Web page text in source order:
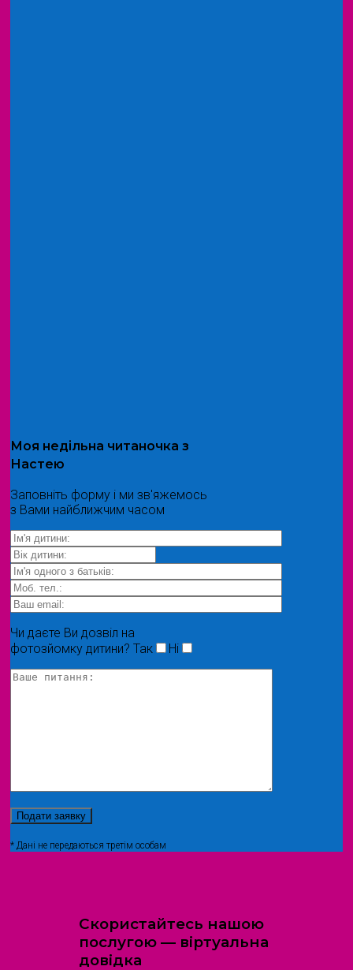
Моя недільна читаночка з
Настею
Заповніть форму і ми зв'яжемось
з Вами найближчим часом
Чи даєте Ви дозвіл на
фотозйомку дитини? Так Ні
* Дані не передаються третім особам
Скористайтесь нашою
послугою — віртуальна
довідка